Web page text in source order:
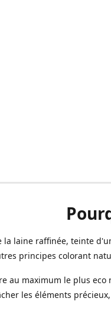
la laine raffinée, teinte
principes colorant
au maximum le plus
les éléments